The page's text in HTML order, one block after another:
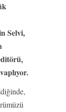
Selvi,